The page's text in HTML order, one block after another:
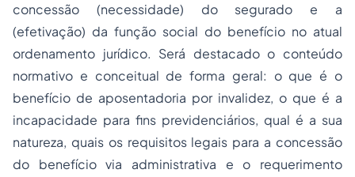
concessão (necessidade) do segurado e a
(efetivação) da função social do benefício no atual
ordenamento jurídico. Será destacado o conteúdo
normativo e conceitual de forma geral: o que é o
benefício de aposentadoria por invalidez, o que é a
incapacidade para fins previdenciários, qual é a sua
natureza, quais os requisitos legais para a concessão
do benefício via administrativa e o requerimento